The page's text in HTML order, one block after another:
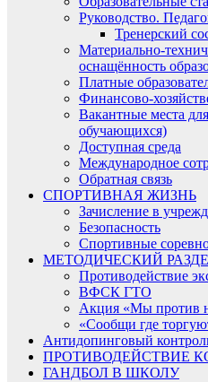
Руководство.
Тренерский
Материально-
оснащённость
Платные
Финансово-
Вакантные места
обучающихся)
Доступная среда
Международное
Обратная связь
СПОРТИВНАЯ ЖИЗНЬ
Зачисление в
Безопасность
Спортивные
МЕТОДИЧЕСКИЙ
Противодействие
ВФСК ГТО
Акция «Мы против
«Сообщи где
Антидопинговый
ПРОТИВОДЕЙСТВИЕ
ГАНДБОЛ В ШКОЛУ